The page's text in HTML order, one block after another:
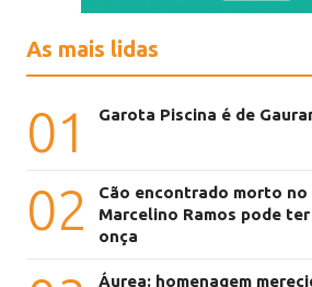
As mais lidas
01 Garota Piscina é de
02
Cão encontrado morto
Marcelino Ramos pode
onça
Áurea: homenagem